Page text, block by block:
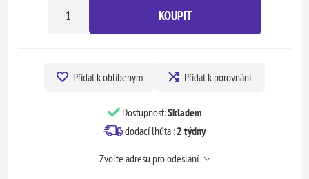
KOUPIT
Přidat k oblíbeným Přidat k porovnání
Dostupnost:Skladem
dodací lhůta :2 týdny
Zvolte adresu pro odeslání